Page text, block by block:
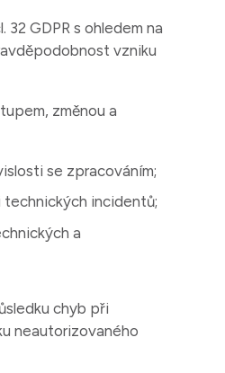
GDPR s ohledem na
vzniku
změnou a
se zpracováním;
incidentů;
a
chyb při
neautorizovaného